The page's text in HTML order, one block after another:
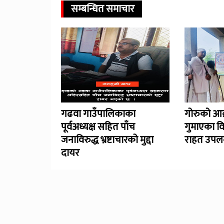
सम्बन्धित समाचार
गढवा गाउँपालिकाका
पूर्वअध्यक्ष सहित पाँच
जनाविरुद्ध भ्रष्टाचारको मुद्दा
दायर
गोरुको
गुमाएका
राहत